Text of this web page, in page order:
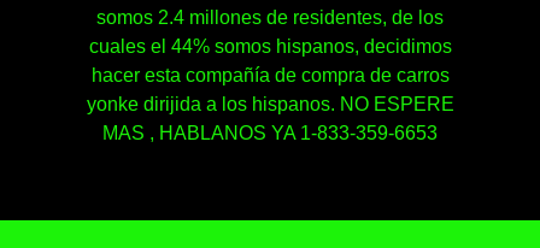
somos 2.4 millones de residentes, de los
cuales el 44% somos hispanos, decidimos
hacer esta compañía de compra de carros
yonke dirijida a los hispanos. NO ESPERE
MAS , HABLANOS YA 1-833-359-6653